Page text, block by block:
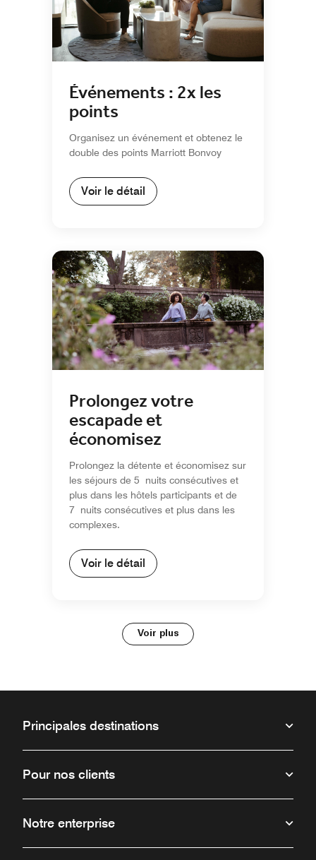
Événements : 2x les
points
Organisez un événement et obtenez le
double des points Marriott Bonvoy
Voir le détail
Prolongez votre
escapade et
économisez
Prolongez la détente et économisez sur
les séjours de 5 nuits consécutives et
plus dans les hôtels participants et de
7 nuits consécutives et plus dans les
complexes.
Voir le détail
Voir plus
Principales destinations
Pour nos clients
Notre enterprise